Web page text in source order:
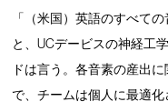
「（米国）英語のすべて
と、UCデービスの神経工
ドは言う。各音素の産出
で、チームは個人に最適